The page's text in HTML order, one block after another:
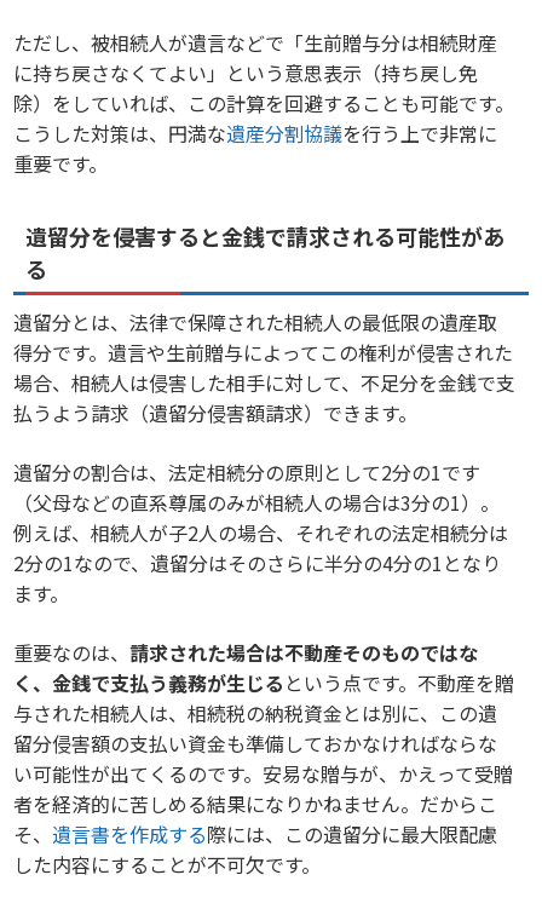
ただし、被相続人が遺言などで「生前贈与分は相続財産
に持ち戻さなくてよい」という意思表示（持ち戻し免
除）をしていれば、この計算を回避することも可能です。
こうした対策は、円満な遺産分割協議を行う上で非常に
重要です。
遺留分を侵害すると金銭で請求される可能性があ
る
遺留分とは、法律で保障された相続人の最低限の遺産取
得分です。遺言や生前贈与によってこの権利が侵害された
場合、相続人は侵害した相手に対して、不足分を金銭で支
払うよう請求（遺留分侵害額請求）できます。
遺留分の割合は、法定相続分の原則として2分の1です
（父母などの直系尊属のみが相続人の場合は3分の1）。
例えば、相続人が子2人の場合、それぞれの法定相続分は
2分の1なので、遺留分はそのさらに半分の4分の1となり
ます。
重要なのは、 請求された場合は不動産そのものではな
く、金銭で支払う義務が生じる という点です。不動産を贈
与された相続人は、相続税の納税資金とは別に、この遺
留分侵害額の支払い資金も準備しておかなければならな
い可能性が出てくるのです。安易な贈与が、かえって受贈
者を経済的に苦しめる結果になりかねません。だからこ
そ、遺言書を作成する際には、この遺留分に最大限配慮
した内容にすることが不可欠です。